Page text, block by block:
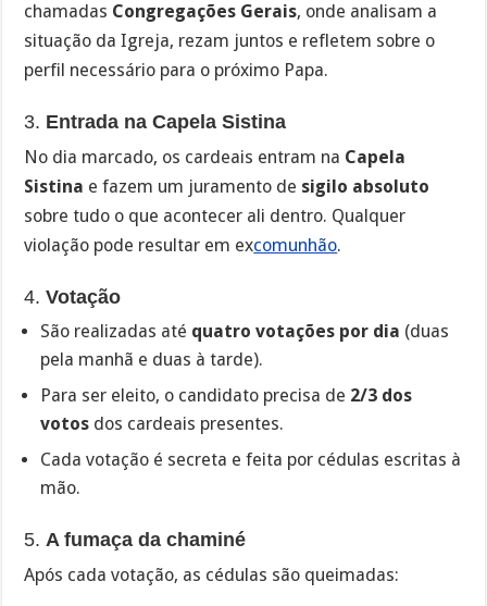
chamadas Congregações Gerais, onde analisam a
situação da Igreja, rezam juntos e refletem sobre o
perfil necessário para o próximo Papa.
3. Entrada na Capela Sistina
No dia marcado, os cardeais entram na Capela
Sistina e fazem um juramento de sigilo absoluto
sobre tudo o que acontecer ali dentro. Qualquer
violação pode resultar em excomunhão.
4.Votação
São realizadas até quatro votações por dia (duas
pela manhã e duas à tarde).
Para ser eleito, o candidato precisa de 2/3 dos
votos dos cardeais presentes.
Cada votação é secreta e feita por cédulas escritas à
mão.
5.A fumaça da chaminé
Após cada votação, as cédulas são queimadas: